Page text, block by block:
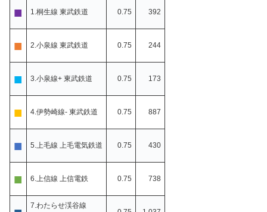
■ 1.桐生線 東武鉄道 0.75 392
■ 2.小泉線 東武鉄道 0.75 244
■ 3.小泉線+ 東武鉄道 0.75 173
■ 4.伊勢崎線- 東武鉄道 0.75 887
■ 5.上毛線 上毛電気鉄道 0.75 430
■ 6.上信線 上信電鉄 0.75 738
7.わたらせ渓谷線